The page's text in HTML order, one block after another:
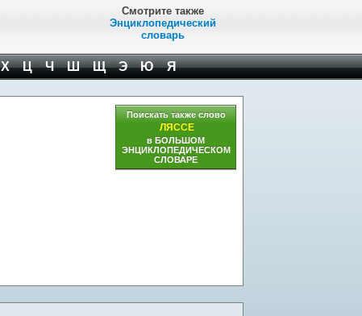
Смотрите также
Энциклопедический
словарь
Ц Ч Ш Щ Э Ю Я
Поискать также слово
ЛЯССЕ
в БОЛЬШОМ
ЭНЦИКЛОПЕДИЧЕСКОМ
СЛОВАРЕ